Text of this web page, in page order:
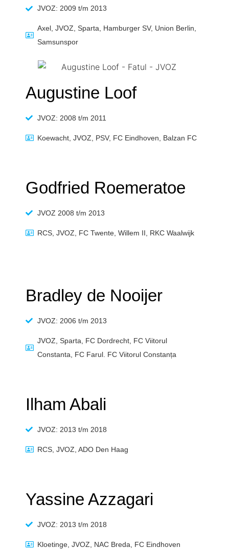
JVOZ: 2009 t/m 2013
Axel, JVOZ, Sparta, Hamburger SV, Union Berlin,
Samsunspor
Augustine Loof
JVOZ: 2008 t/m 2011
Koewacht, JVOZ, PSV, FC Eindhoven, Balzan FC
Godfried Roemeratoe
JVOZ 2008 t/m 2013
RCS, JVOZ, FC Twente, Willem II, RKC Waalwijk
Bradley de Nooijer
JVOZ: 2006 t/m 2013
JVOZ, Sparta, FC Dordrecht, FC Viitorul
Constanta, FC Farul. FC Viitorul Constanța
Ilham Abali
JVOZ: 2013 t/m 2018
RCS, JVOZ, ADO Den Haag
Yassine Azzagari
JVOZ: 2013 t/m 2018
Kloetinge, JVOZ, NAC Breda, FC Eindhoven